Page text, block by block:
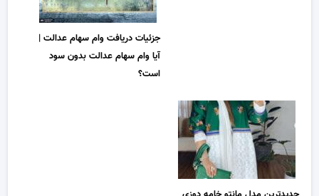
جزئیات دریافت وام سهام عدالت |
آیا وام سهام عدالت بدون سود
است؟